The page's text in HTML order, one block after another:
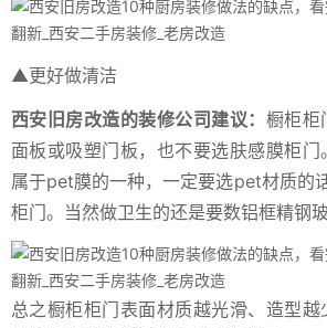
▲更好做清洁
西安旧房改造的装修公司建议： 橱柜柜
面板或吸塑门板，也不要选肤感膜柜
属于pet膜的一种，一定要选pet材质的
柜门。当然做卫生的还是要数铝框精钢玻
总之橱柜柜门表面材质越光滑、造型